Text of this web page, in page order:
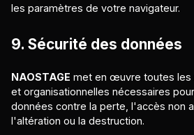
les paramètres de votre navigateur.
9. Sécurité des données
NAOSTAGE met en œuvre toutes les
et organisationnelles nécessaires
données contre la perte, l'accès non
l'altération ou la destruction.